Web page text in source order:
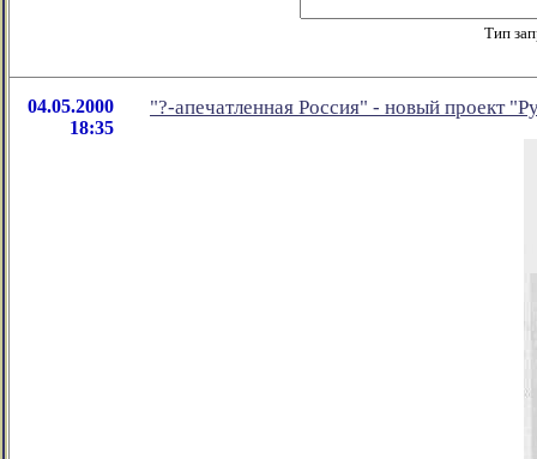
Тип
04.05.2000
18:35
"?-апечатленная Россия" - новый проект